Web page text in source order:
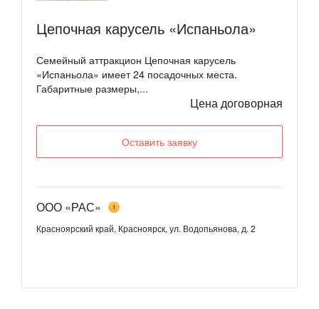
Цепочная карусель «Испаньола»
Семейный аттракцион Цепочная карусель
«Испаньола» имеет 24 посадочных места.
Габаритные размеры,...
Цена договорная
Оставить заявку
ООО «РАС» 1
Красноярский край, Красноярск, ул. Водопьянова, д. 2